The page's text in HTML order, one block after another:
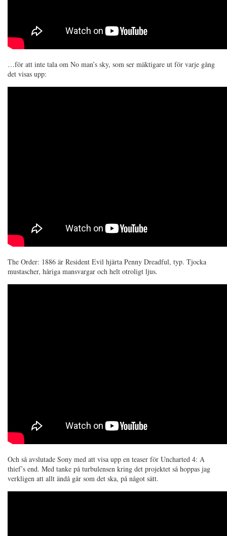
…för att inte tala om No man’s sky, som ser mäktigare ut för varje gång
det visas upp:
The Order: 1886 är Resident Evil hjärta Penny Dreadful, typ. Tjocka
mustascher, håriga mansvargar och helt otroligt ljus.
Och så avslutade Sony med att visa upp en teaser för Uncharted 4: A
thief’s end. Med tanke på turbulensen kring det projektet så hoppas jag
verkligen att allt ändå går som det ska, på något sätt.